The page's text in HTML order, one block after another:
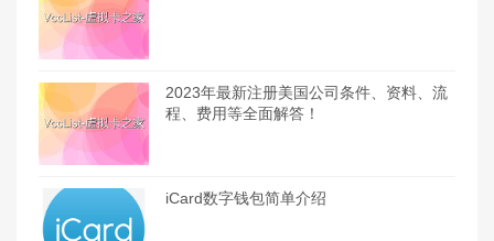
2023年最新注册美国公司条件、资料、流
程、费用等全面解答！
iCard数字钱包简单介绍